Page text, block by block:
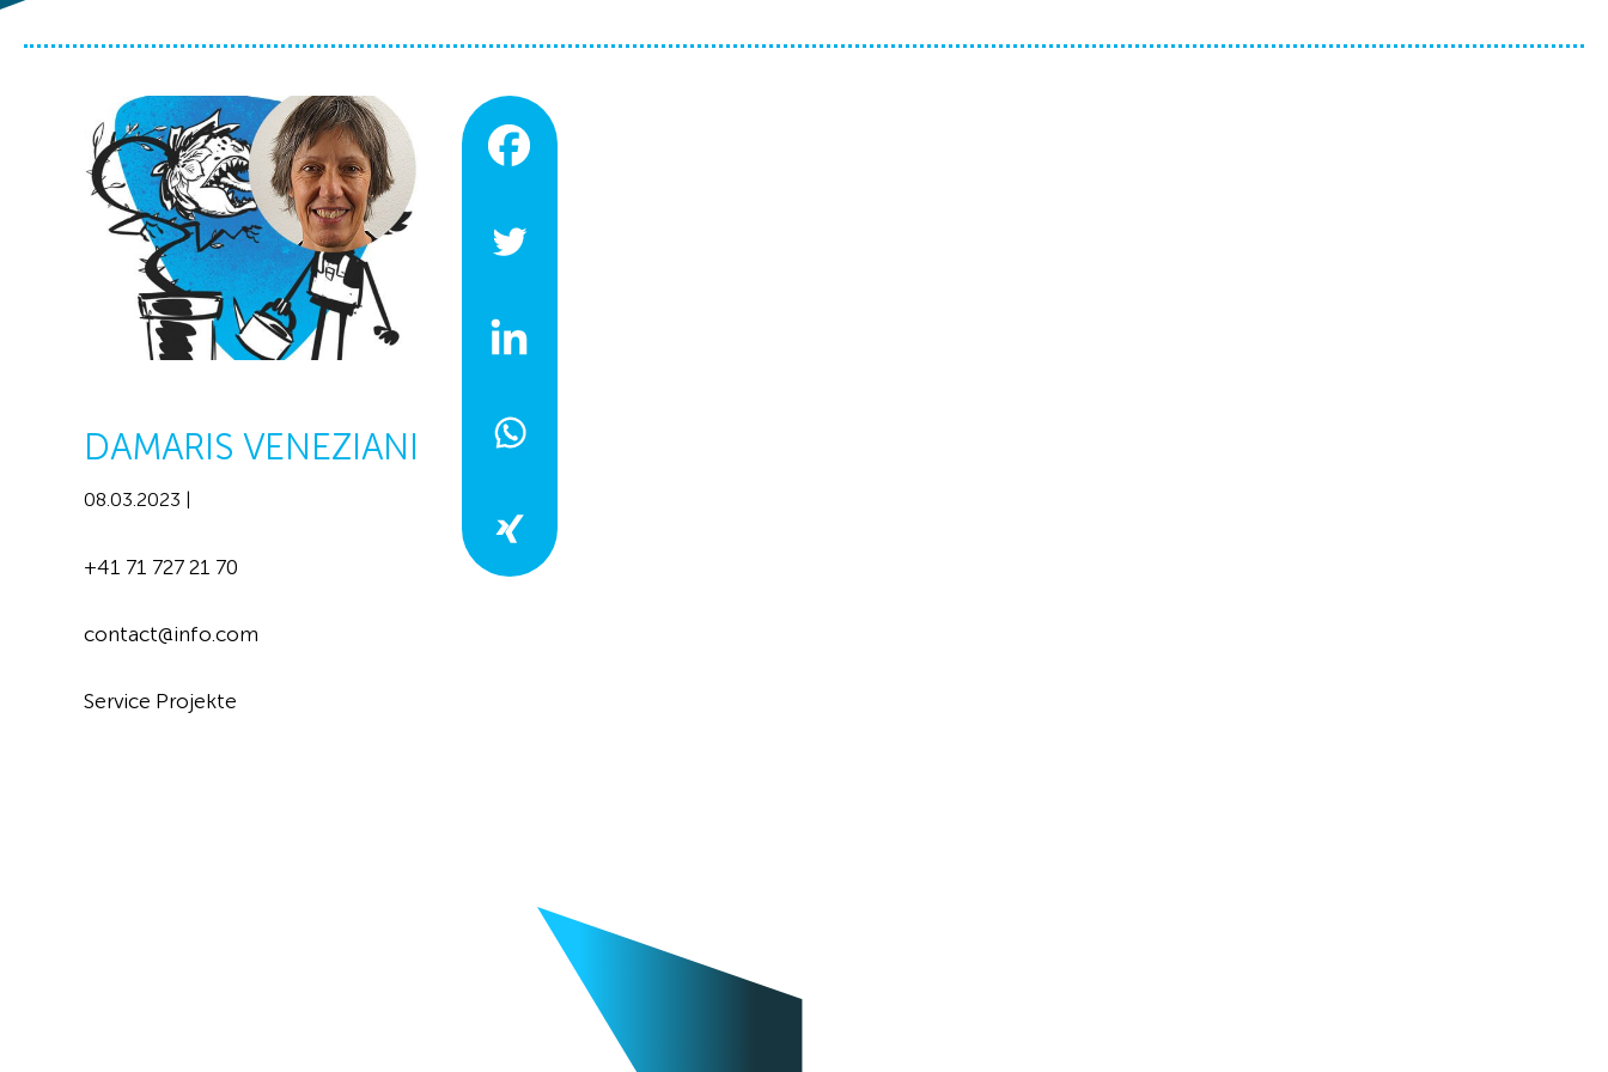
DAMARIS VENEZIANI
08.03.2023 |
+41 71 727 21 70
contact@info.com
Service Projekte